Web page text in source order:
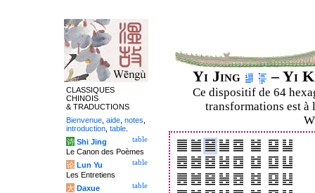
Yi Jing – Yi
Ce dispositif de 64
transformations est à
CLASSIQUES
CHINOIS
& TRADUCTIONS
Bienvenue aide notes
introduction table
table
诗 Shi Jing
Le Canon des Poèmes
table
论 Lun Yu
Les Entretiens
table
大 Daxue